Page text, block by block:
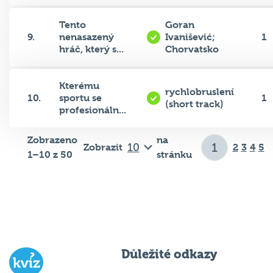
9.
Tento
nenasazený
hráč, který s...
Goran
Ivanišević;
Chorvatsko
1
10.
Kterému
sportu se
profesionáln...
rychlobruslení
(short track)
1
Zobrazeno
1–10 z 50
Zobrazit
na
stránku
2 3 4 5
Důležité odkazy